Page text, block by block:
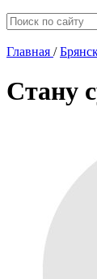
Главная /
Стану